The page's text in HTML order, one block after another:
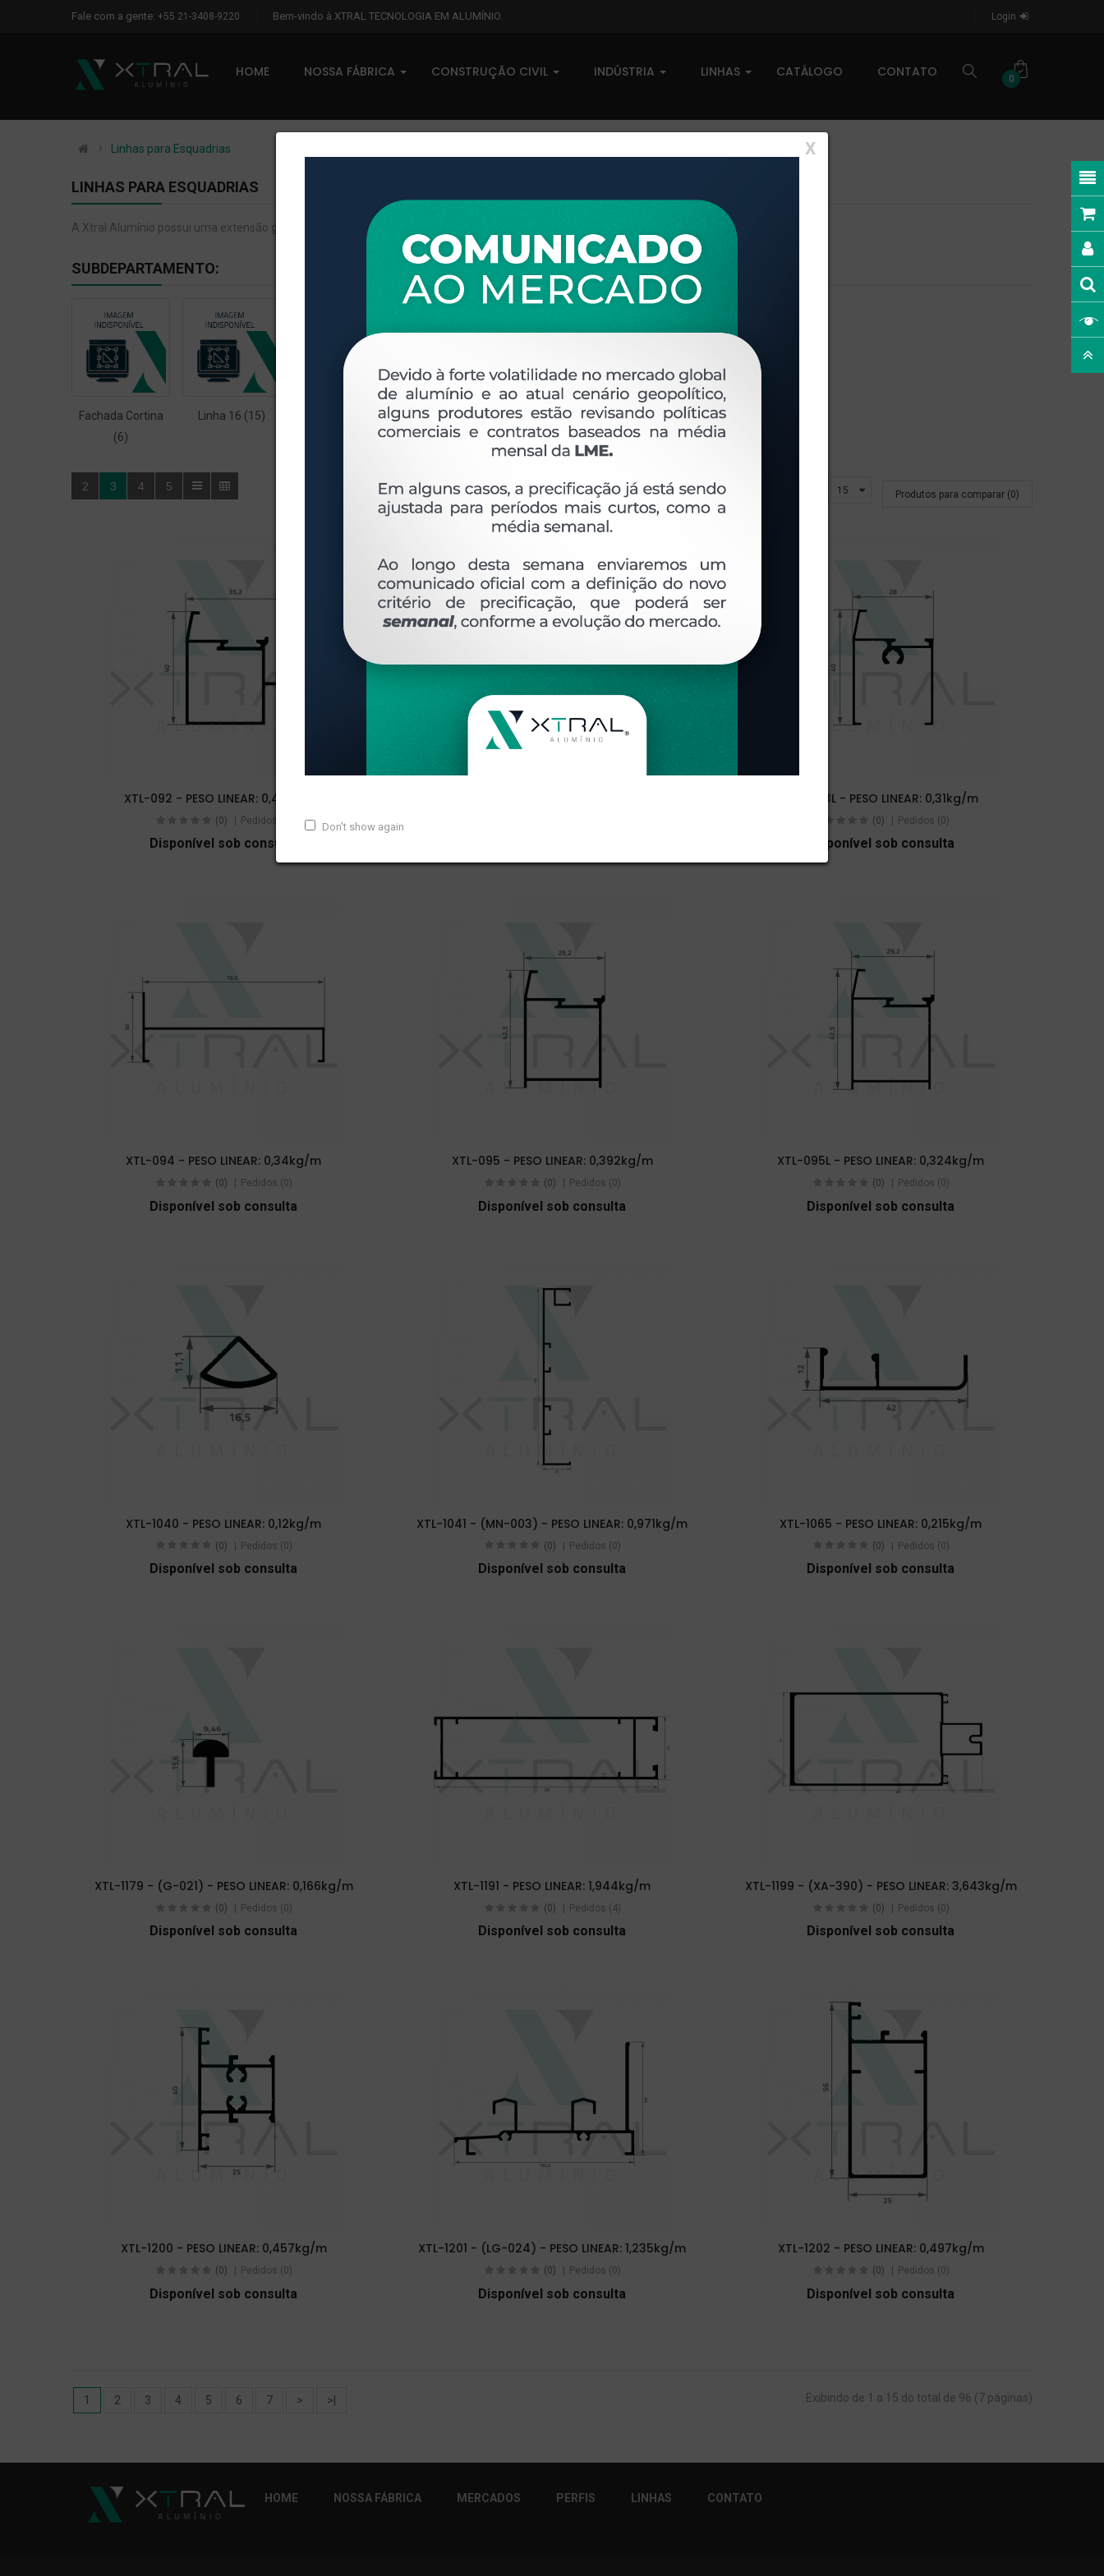
Fale com a gente: +55 21-3408-9220 Bem-vindo à XTRAL TECNOLOGIA EM ALUMÍNIO. Login
HOME NOSSA FÁBRICA CONSTRUÇÃO CIVIL INDÚSTRIA LINHAS CATÁLOGO CONTATO 0
X
Don't show again
Linhas para Esquadrias
LINHAS PARA ESQUADRIAS
A Xtral Alumínio possui uma extensão gama de ferramentais fabricados para atender às principais linhas de perfis para esquadrias. Confira.
SUBDEPARTAMENTO:
Fachada Cortina
(6)
Linha 16 (15) Linha 25 (19) Linha 28 (35)
2 3 4 5 Organizar por: Produtos para comparar (0)
XTL-092 - PESO LINEAR: 0,412kg/m
(0) Pedidos (0)
Disponível sob consulta
XTL-093L - PESO LINEAR: 0,31kg/m
(0) Pedidos (0)
Disponível sob consulta
XTL-094 - PESO LINEAR: 0,34kg/m
(0) Pedidos (0)
Disponível sob consulta
XTL-095 - PESO LINEAR: 0,392kg/m
(0) Pedidos (0)
Disponível sob consulta
XTL-095L - PESO LINEAR: 0,324kg/m
(0) Pedidos (0)
Disponível sob consulta
XTL-1040 - PESO LINEAR: 0,12kg/m
(0) Pedidos (0)
Disponível sob consulta
XTL-1041 - (MN-003) - PESO LINEAR: 0,971kg/m
(0) Pedidos (0)
Disponível sob consulta
XTL-1065 - PESO LINEAR: 0,215kg/m
(0) Pedidos (0)
Disponível sob consulta
XTL-1179 - (G-021) - PESO LINEAR: 0,166kg/m
(0) Pedidos (0)
Disponível sob consulta
XTL-1191 - PESO LINEAR: 1,944kg/m
(0) Pedidos (4)
Disponível sob consulta
XTL-1199 - (XA-390) - PESO LINEAR: 3,643kg/m
(0) Pedidos (0)
Disponível sob consulta
XTL-1200 - PESO LINEAR: 0,457kg/m
(0) Pedidos (0)
Disponível sob consulta
XTL-1201 - (LG-024) - PESO LINEAR: 1,235kg/m
(0) Pedidos (0)
Disponível sob consulta
XTL-1202 - PESO LINEAR: 0,497kg/m
(0) Pedidos (0)
Disponível sob consulta
1 2 3 4 5 6 7 > >| Exibindo de 1 a 15 do total de 96 (7 páginas)
HOME NOSSA FÁBRICA MERCADOS PERFIS LINHAS CONTATO